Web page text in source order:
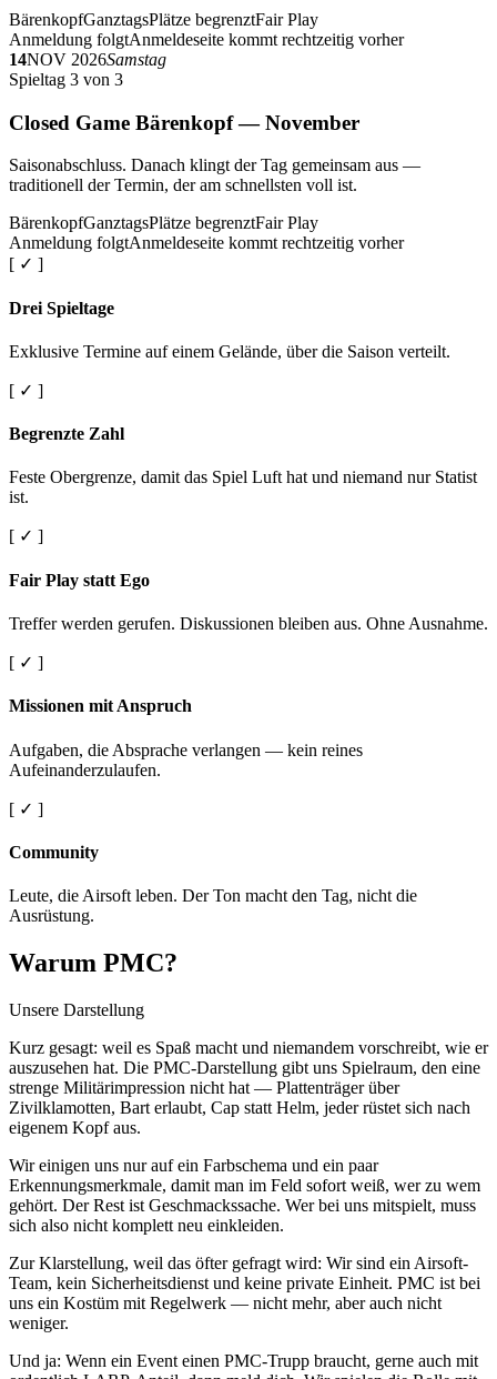
BärenkopfGanztagsPlätze begrenztFair Play
Anmeldung folgtAnmeldeseite kommt rechtzeitig vorher
14NOV 2026Samstag
Spieltag 3 von 3
Closed Game Bärenkopf — November
Saisonabschluss. Danach klingt der Tag gemeinsam aus —
traditionell der Termin, der am schnellsten voll ist.
BärenkopfGanztagsPlätze begrenztFair Play
Anmeldung folgtAnmeldeseite kommt rechtzeitig vorher
[ ✓ ]
Drei Spieltage
Exklusive Termine auf einem Gelände, über die Saison verteilt.
[ ✓ ]
Begrenzte Zahl
Feste Obergrenze, damit das Spiel Luft hat und niemand nur Statist
ist.
[ ✓ ]
Fair Play statt Ego
Treffer werden gerufen. Diskussionen bleiben aus. Ohne Ausnahme.
[ ✓ ]
Missionen mit Anspruch
Aufgaben, die Absprache verlangen — kein reines
Aufeinanderzulaufen.
[ ✓ ]
Community
Leute, die Airsoft leben. Der Ton macht den Tag, nicht die
Ausrüstung.
Warum PMC?
Unsere Darstellung
Kurz gesagt: weil es Spaß macht und niemandem vorschreibt, wie er
auszusehen hat. Die PMC-Darstellung gibt uns Spielraum, den eine
strenge Militärimpression nicht hat — Plattenträger über
Zivilklamotten, Bart erlaubt, Cap statt Helm, jeder rüstet sich nach
eigenem Kopf aus.
Wir einigen uns nur auf ein Farbschema und ein paar
Erkennungsmerkmale, damit man im Feld sofort weiß, wer zu wem
gehört. Der Rest ist Geschmackssache. Wer bei uns mitspielt, muss
sich also nicht komplett neu einkleiden.
Zur Klarstellung, weil das öfter gefragt wird: Wir sind ein Airsoft-
Team, kein Sicherheitsdienst und keine private Einheit. PMC ist bei
uns ein Kostüm mit Regelwerk — nicht mehr, aber auch nicht
weniger.
Und ja: Wenn ein Event einen PMC-Trupp braucht, gerne auch mit